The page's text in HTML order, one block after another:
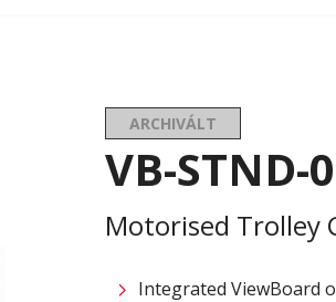
ARCHIVÁLT
VB-STND-
Motorised Trolley
Integrated ViewBoard